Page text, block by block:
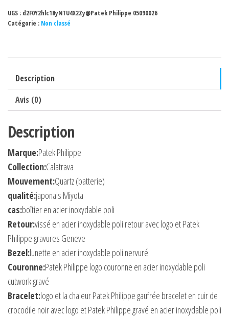
UGS : d2F0Y2hlc18yNTU4X2Zy@Patek Philippe 05090026
Catégorie : Non classé
Description
Avis (0)
Description
Marque:Patek Philippe
Collection:Calatrava
Mouvement:Quartz (batterie)
qualité:japonais Miyota
cas:boîtier en acier inoxydable poli
Retour:vissé en acier inoxydable poli retour avec logo et Patek
Philippe gravures Geneve
Bezel:lunette en acier inoxydable poli nervuré
Couronne:Patek Philippe logo couronne en acier inoxydable poli
cutwork gravé
Bracelet:logo et la chaleur Patek Philippe gaufrée bracelet en cuir de
crocodile noir avec logo et Patek Philippe gravé en acier inoxydable poli